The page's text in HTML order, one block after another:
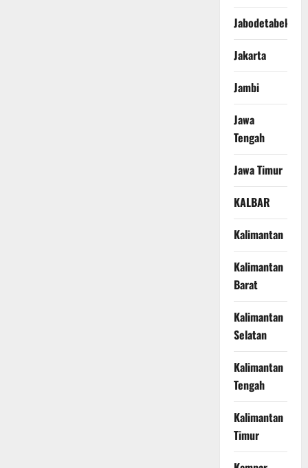
Jabodetabek
Jakarta
Jambi
Jawa
Tengah
Jawa Timur
KALBAR
Kalimantan
Kalimantan
Barat
Kalimantan
Selatan
Kalimantan
Tengah
Kalimantan
Timur